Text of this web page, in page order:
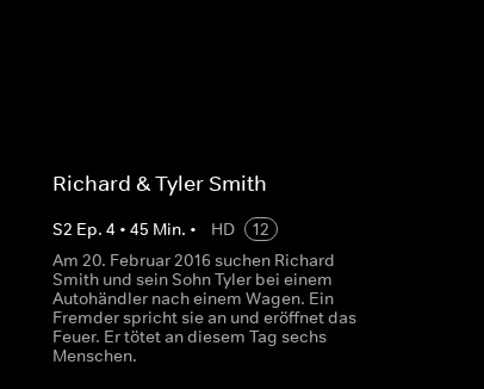
Richard & Tyler Smith
S2 Ep. 4 • 45 Min. • HD
12
Am 20. Februar 2016 suchen Richard
Smith und sein Sohn Tyler bei einem
Autohändler nach einem Wagen. Ein
Fremder spricht sie an und eröffnet das
Feuer. Er tötet an diesem Tag sechs
Menschen.